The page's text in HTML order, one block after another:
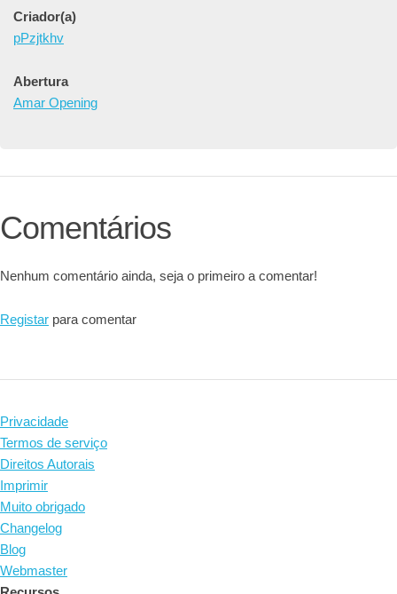
Criador(a)
pPzjtkhv
Abertura
Amar Opening
Comentários
Nenhum comentário ainda, seja o primeiro a comentar!
Registar para comentar
Privacidade
Termos de serviço
Direitos Autorais
Imprimir
Muito obrigado
Changelog
Blog
Webmaster